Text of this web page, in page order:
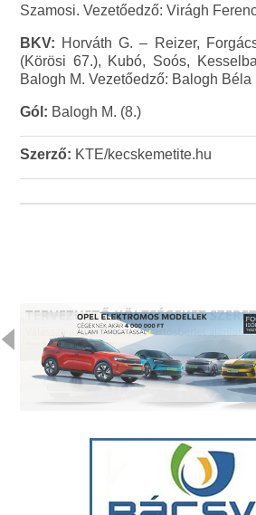
Szamosi. Vezetőedző: Virágh
BKV: Horváth G. – Reizer,
(Körösi 67.), Kubó, Soós,
Balogh M. Vezetőedző: Balogh Béla
Gól: Balogh M. (8.)
Szerző: KTE/kecskemetite.hu